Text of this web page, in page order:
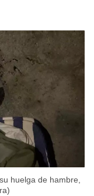
huelga de hambre,